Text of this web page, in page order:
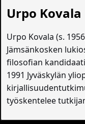
Urpo Kovala
Urpo Kovala (s.
Jämsänkosken
filosofian
1991 Jyväskylän
työskentelee